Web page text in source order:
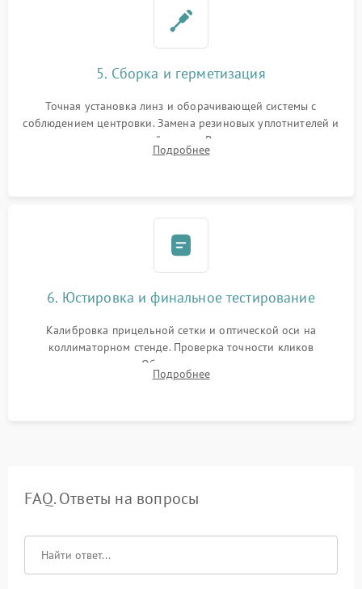
5. Сборка и герметизация
Точная установка линз и оборачивающей системы с
соблюдением центровки. Замена резиновых уплотнителей и
нанесение влагозащитной смазки. Вакуумирование корпуса
и заполнение его осушенным азотом или аргоном для
Подробнее
6. Юстировка и финальное тестирование
Калибровка прицельной сетки и оптической оси на
коллиматорном стенде. Проверка точности кликов
механизма поправок. Обязательное испытание прицела на
ударном стенде для проверки устойчивости к отдаче и
Подробнее
FAQ. Ответы на вопросы